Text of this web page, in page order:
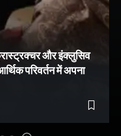
और इंक्लुसिव
परिवर्तन में अपना